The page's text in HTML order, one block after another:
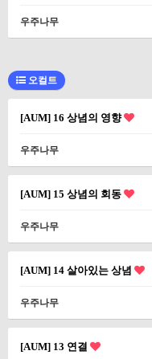
우주나무
오컬트
[AUM] 16 상념의 영향
우주나무
[AUM] 15 상념의 회동
우주나무
[AUM] 14 살아있는 상념
우주나무
[AUM] 13 연결